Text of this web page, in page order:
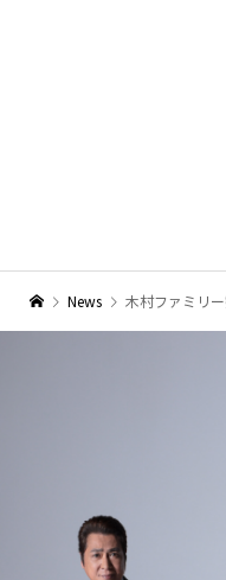
News 木村ファミリー勢揃